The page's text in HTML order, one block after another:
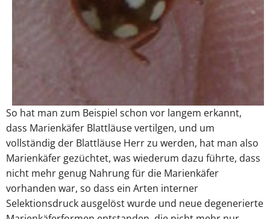
So hat man zum Beispiel schon vor langem erkannt,
dass Marienkäfer Blattläuse vertilgen, und um
vollständig der Blattläuse Herr zu werden, hat man also
Marienkäfer gezüchtet, was wiederum dazu führte, dass
nicht mehr genug Nahrung für die Marienkäfer
vorhanden war, so dass ein Arten interner
Selektionsdruck ausgelöst wurde und neue degenerierte